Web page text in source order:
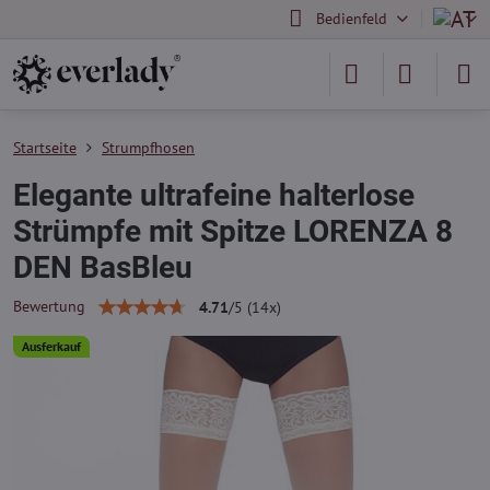
Bedienfeld
Ausferkauf
Startseite Strumpfhosen
Elegante ultrafeine halterlose
Strümpfe mit Spitze LORENZA 8
DEN BasBleu
Bewertung 4.71/5 (14x)